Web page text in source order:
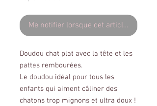
Me notifier lorsque cet article est
Doudou chat plat avec la tête et les
pattes rembourées.
Le doudou idéal pour tous les
enfants qui aiment câliner des
chatons trop mignons et ultra doux !